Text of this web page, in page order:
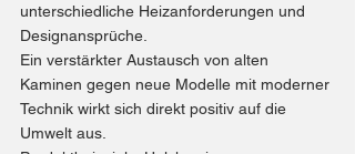
unterschiedliche Heizanforderungen und
Designansprüche.
Ein verstärkter Austausch von alten
Kaminen gegen neue Modelle mit moderner
Technik wirkt sich direkt positiv auf die
Umwelt aus.